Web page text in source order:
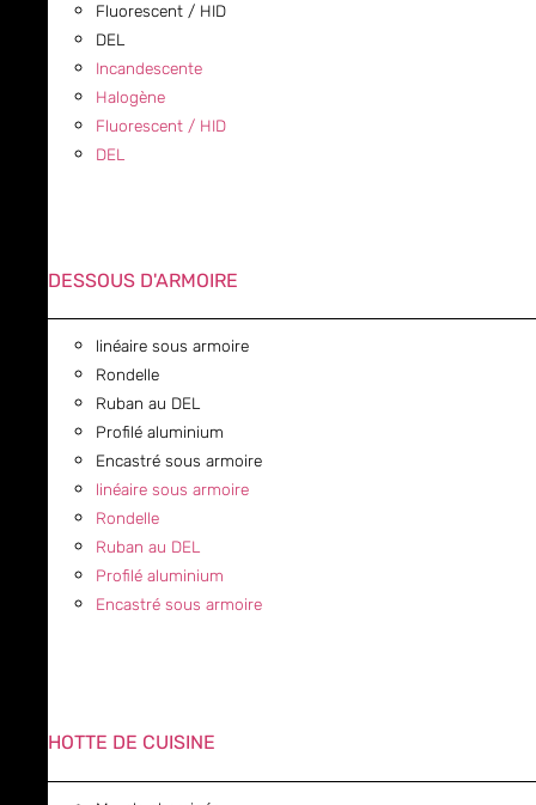
Fluorescent / HID
DEL
Incandescente
Halogène
Fluorescent / HID
DEL
DESSOUS D'ARMOIRE
linéaire sous armoire
Rondelle
Ruban au DEL
Profilé aluminium
Encastré sous armoire
linéaire sous armoire
Rondelle
Ruban au DEL
Profilé aluminium
Encastré sous armoire
HOTTE DE CUISINE